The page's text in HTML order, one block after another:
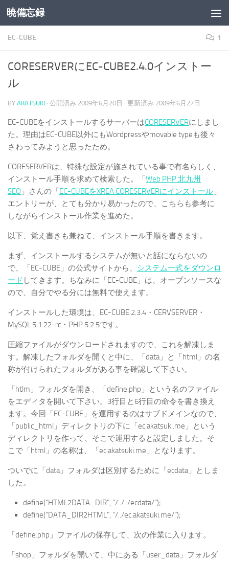
コンテンツへスキップ
暁備忘録
EC-CUBE 1
CORESERVERにEC-CUBE2.4.0インストー
ル
BY AKATSUKI · 公開済み 2009年6月20日 · 更新済み 2009年6月27日
EC-CUBEをインストールするサーバーはCORESERVERにしまし
た。理由はEC-CUBE以外にもWordpressやmovable typeも後々
さわってみようと思ったため。
CORESERVERは、特殊な設定が施されている事で有名らしく、
インストール手順を求めて検索した。「Web PHP 北九州
SEO 」さんの「EC-CUBEをXREA CORESERVERにインストール 」
エントリーが、とても分かり易かったので、こちらも参考に
しながらインストール作業を進めた。
以下、覚え書きも兼ねて、インストール手順を書きます。
まず、インストールするシステムが無いと話にならないの
で、「EC-CUBE」の公式サイトから、 システム一式をダウンロ
ード してきます。ちなみに「EC-CUBE」は、オープンソースな
ので、自分でやる分には無料で使えます。
インストールした環境は、EC-CUBE 2.3.4・CERVSERVER・
MySQL 5.1.22-rc・PHP 5.2.5です。
圧縮ファイルがダウンロードされますので、これを解凍しま
す。解凍したフォルダを開くと中に、「data」と「html」の名
称が付けられたフォルダがある事を確認して下さい。
「htlm」フォルダを開き、「define.php」という名のファイル
をエディタを開いて下さい。3行目と6行目の命令を書き換え
ます。今回「EC-CUBE」を運用するのはサブドメインなので、
「public_html」ディレクトリの下に「ec.akatsuki.me」という
ディレクトリを作って、そこで運用すると設定しました。そ
こで「html」の名称は、「ec.akatsuki.me」となります。
ついでに「data」フォルダは区別するために「ecdata」としま
した。
define(“HTML2DATA_DIR”, “/../../ecdata/”);
define(“DATA_DIR2HTML”, “/../ec.akatsuki.me/”);
「define.php」ファイルの保存して、次の作業に入ります。
「shop」フォルダを開いて、中にある「user_data」フォルダ